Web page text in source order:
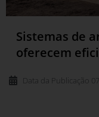
Sistemas de
oferecem
Data da Publicação